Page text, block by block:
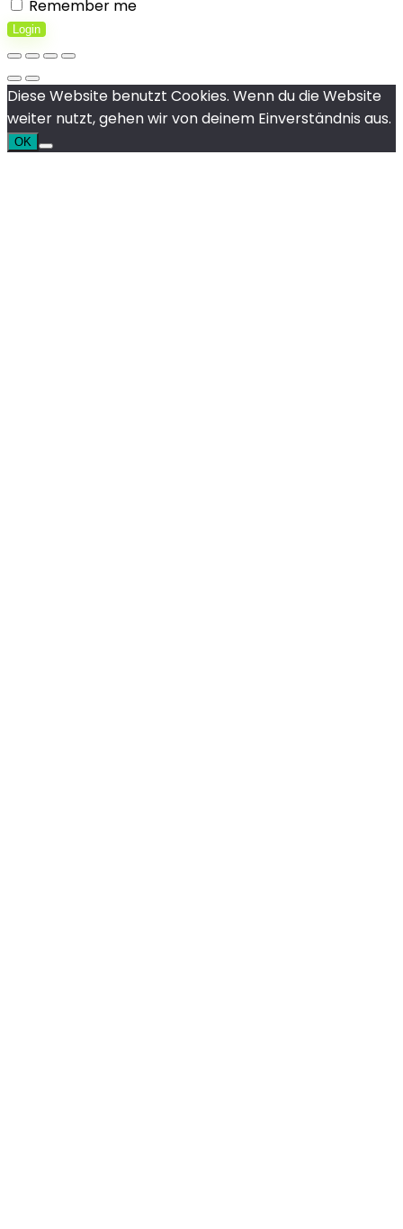
Remember me
Login
Diese Website benutzt Cookies. Wenn du die Website
weiter nutzt, gehen wir von deinem Einverständnis aus.
OK